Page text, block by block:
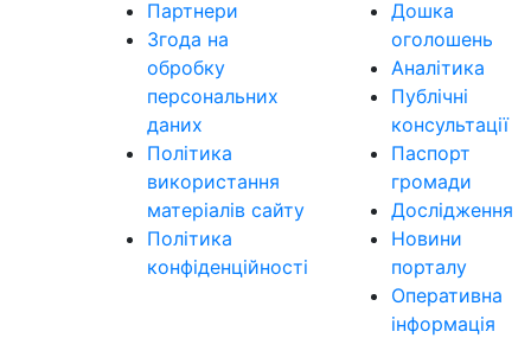
Партнери
Згода на
обробку
персональних
даних
Політика
використання
матеріалів сайту
Політика
конфіденційності
Дошка
оголошень
Аналітика
Публічні
консультації
Паспорт
громади
Дослідження
Новини
порталу
Оперативна
інформація